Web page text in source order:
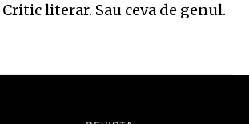
Critic literar. Sau ceva de genul.